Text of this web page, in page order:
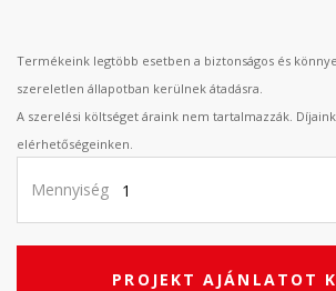
Termékeink legtöbb esetben a biztonságos és
szereletlen állapotban kerülnek átadásra.
A szerelési költséget áraink nem tartalmazzák.
elérhetőségeinken.
Mennyiség
PROJEKT AJÁNLATOT